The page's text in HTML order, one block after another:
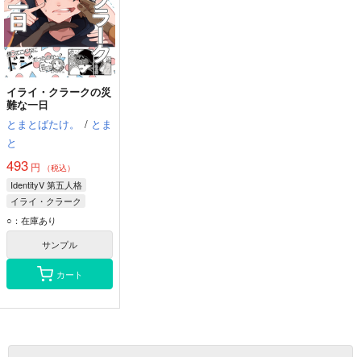
イライ・クラークの災
難な一日
とまとばたけ。
/ とま
と
493 円 （税込）
IdentityV 第五人格
イライ・クラーク
○：在庫あり
サンプル
カート